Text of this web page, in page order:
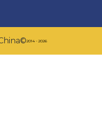
©2014 - 2026